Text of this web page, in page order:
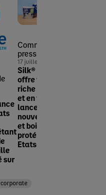
sur
Communiqué de
presse
17 juillet 2026
Silk® élargit son
offre végétale
riche en protéines
et en fibres avec le
lancement de
nouveaux yaourts
et boissons
protéinées aux
Etats-Unis